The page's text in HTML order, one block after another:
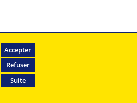
Accepter
Refuser
Suite